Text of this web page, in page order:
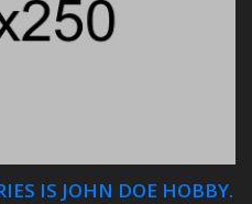
IS JOHN DOE HOBBY.